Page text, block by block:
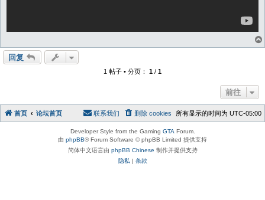
回复
1 帖子 • 分页： 1 / 1
前往
首页 论坛首页 所有显示的时间为 UTC-05:00
删除 cookies
联系我们
Developer Style from the Gaming GTAForum.
由 phpBB® Forum Software © phpBB Limited 提供支持
简体中文语言由 phpBB Chinese 制作并提供支持
隐私| 条款